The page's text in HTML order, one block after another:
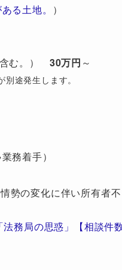
る土地。 ）
む。） 30万円 ～
途発生します。
務着手）
勢の変化に伴い所有者不
務局の思惑」【相談件